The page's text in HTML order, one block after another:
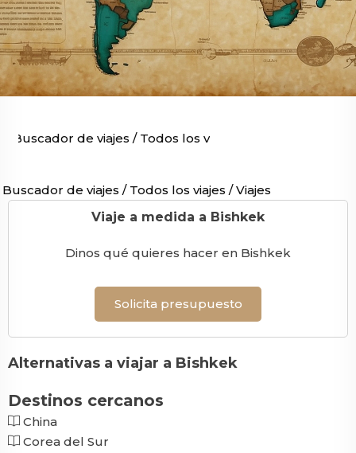
Buscador de viajes / Todos los viajes
Buscador de viajes / Todos los viajes /Viajes por Asia
Viaje a medida a Bishkek
Dinos qué quieres hacer en Bishkek
Solicita presupuesto
Alternativas a viajar a Bishkek
Destinos cercanos
China
Corea del Sur